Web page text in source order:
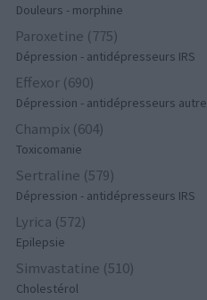
Douleurs - morphine
Paroxetine (775)
Dépression - antidépresseurs IRS
Effexor (690)
Dépression - antidépresseurs autre
Champix (604)
Toxicomanie
Sertraline (579)
Dépression - antidépresseurs IRS
Lyrica (572)
Epilepsie
Simvastatine (510)
Cholestérol